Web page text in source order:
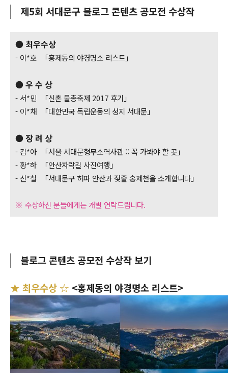
제5회 서대문구 블로그 콘텐츠 공모전 수상작
● 최우수상
- 이*호 「홍제동의 야경명소 리스트」
● 우 수 상
- 서*민 「신촌 물총축제 2017 후기」
- 이*채 「대한민국 독립운동의 성지 서대문」
● 장 려 상
- 김*아 「서울 서대문형무소역사관 :: 꼭 가봐야 할 곳」
- 황*하 「안산자락길 사진여행」
- 신*철 「서대문구 허파 안산과 젖줄 홍제천을 소개합니다」
※ 수상하신 분들에게는 개별 연락드립니다.
블로그 콘텐츠 공모전 수상작 보기
★ 최우수상 ☆ <홍제동의 야경명소 리스트>